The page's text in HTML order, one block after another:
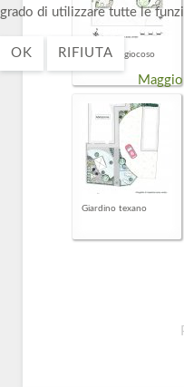
Il giardino giocoso
Giardino texano
grado di utilizzare tutte le
OK
RIFIUTA